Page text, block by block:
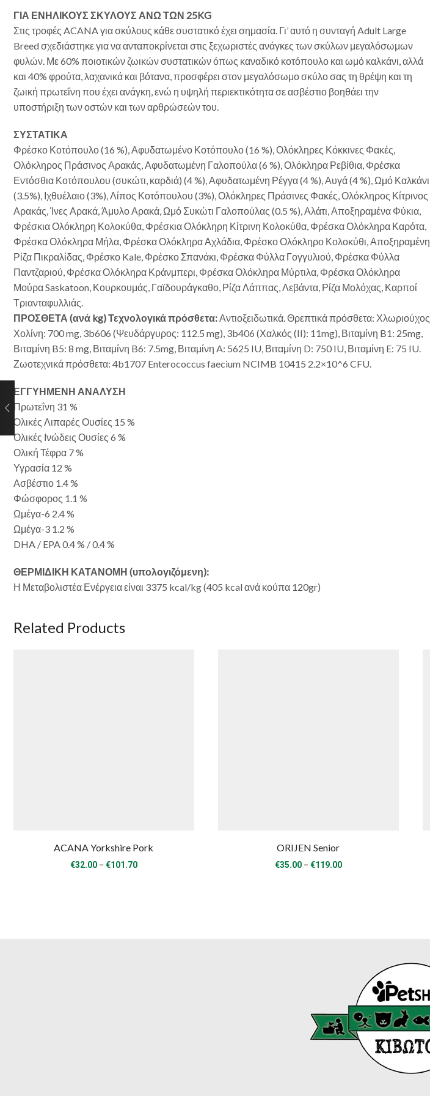
ΓΙΑ ΕΝΗΛΙΚΟΥΣ ΣΚΥΛΟΥΣ ΑΝΩ ΤΩΝ 25KG
Στις τροφές ACANA για σκύλους κάθε συστατικό έχει σημασία. Γι’ αυτό η συνταγή Adult Large
Breed σχεδιάστηκε για να ανταποκρίνεται στις ξεχωριστές ανάγκες των σκύλων μεγαλόσωμων
φυλών. Με 60% ποιοτικών ζωικών συστατικών όπως καναδικό κοτόπουλο και ωμό καλκάνι, αλλά
και 40% φρούτα, λαχανικά και βότανα, προσφέρει στον μεγαλόσωμο σκύλο σας τη θρέψη και τη
ζωική πρωτεΐνη που έχει ανάγκη, ενώ η υψηλή περιεκτικότητα σε ασβέστιο βοηθάει την
υποστήριξη των οστών και των αρθρώσεών του.
ΣΥΣΤΑΤΙΚΑ
Φρέσκο Κοτόπουλο (16 %), Αφυδατωμένο Κοτόπουλο (16 %), Ολόκληρες Κόκκινες Φακές,
Ολόκληρος Πράσινος Αρακάς, Αφυδατωμένη Γαλοπούλα (6 %), Ολόκληρα Ρεβίθια, Φρέσκα
Εντόσθια Κοτόπουλου (συκώτι, καρδιά) (4 %), Αφυδατωμένη Ρέγγα (4 %), Αυγά (4 %), Ωμό Καλκάνι
(3.5%), Ιχθυέλαιο (3%), Λίπος Κοτόπουλου (3%), Ολόκληρες Πράσινες Φακές, Ολόκληρος Κίτρινος
Αρακάς, Ίνες Αρακά, Άμυλο Αρακά, Ωμό Συκώτι Γαλοπούλας (0.5 %), Αλάτι, Αποξηραμένα Φύκια,
Φρέσκια Ολόκληρη Κολοκύθα, Φρέσκια Ολόκληρη Κίτρινη Κολοκύθα, Φρέσκα Ολόκληρα Καρότα,
Φρέσκα Ολόκληρα Μήλα, Φρέσκα Ολόκληρα Αχλάδια, Φρέσκο Ολόκληρο Κολοκύθι, Αποξηραμένη
Ρίζα Πικραλίδας, Φρέσκο Kale, Φρέσκο Σπανάκι, Φρέσκα Φύλλα Γογγυλιού, Φρέσκα Φύλλα
Παντζαριού, Φρέσκα Ολόκληρα Κράνμπερι, Φρέσκα Ολόκληρα Μύρτιλα, Φρέσκα Ολόκληρα
Μούρα Saskatoon, Κουρκουμάς, Γαϊδουράγκαθο, Ρίζα Λάππας, Λεβάντα, Ρίζα Μολόχας, Καρποί
Τριανταφυλλιάς.
ΠΡΟΣΘΕΤΑ (ανά kg) Τεχνολογικά πρόσθετα:Αντιοξειδωτικά. Θρεπτικά πρόσθετα: Χλωριούχος
Χολίνη: 700 mg, 3b606 (Ψευδάργυρος: 112.5 mg), 3b406 (Χαλκός (II): 11mg), Βιταμίνη B1: 25mg,
Βιταμίνη B5: 8 mg, Βιταμίνη B6: 7.5mg, Βιταμίνη A: 5625 IU, Βιταμίνη D: 750 IU, Βιταμίνη E: 75 IU.
Ζωοτεχνικά πρόσθετα: 4b1707 Enterococcus faecium NCIMB 10415 2.2×10^6 CFU.
ΕΓΓΥΗΜΕΝΗ ΑΝΑΛΥΣΗ
Πρωτεΐνη 31 %
Ολικές Λιπαρές Ουσίες 15 %
Ολικές Ινώδεις Ουσίες 6 %
Ολική Τέφρα 7 %
Υγρασία 12 %
Ασβέστιο 1.4 %
Φώσφορος 1.1 %
Ωμέγα-6 2.4 %
Ωμέγα-3 1.2 %
DHA / EPA 0.4 % / 0.4 %
ΘΕΡΜΙΔΙΚΗ ΚΑΤΑΝΟΜΗ (υπολογιζόμενη):
Η Μεταβολιστέα Ενέργεια είναι 3375 kcal/kg (405 kcal ανά κούπα 120gr)
Related Products
ACANA Yorkshire Pork
€32.00 –€101.70Price
ORIJEN Senior
€35.00 – €119.00Price